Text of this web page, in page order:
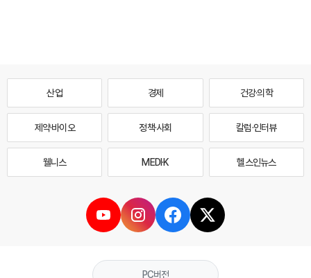
산업 경제 건강·의학
제약·바이오 정책·사회 칼럼·인터뷰
웰니스 MEDI·K 헬스인뉴스
PC버전